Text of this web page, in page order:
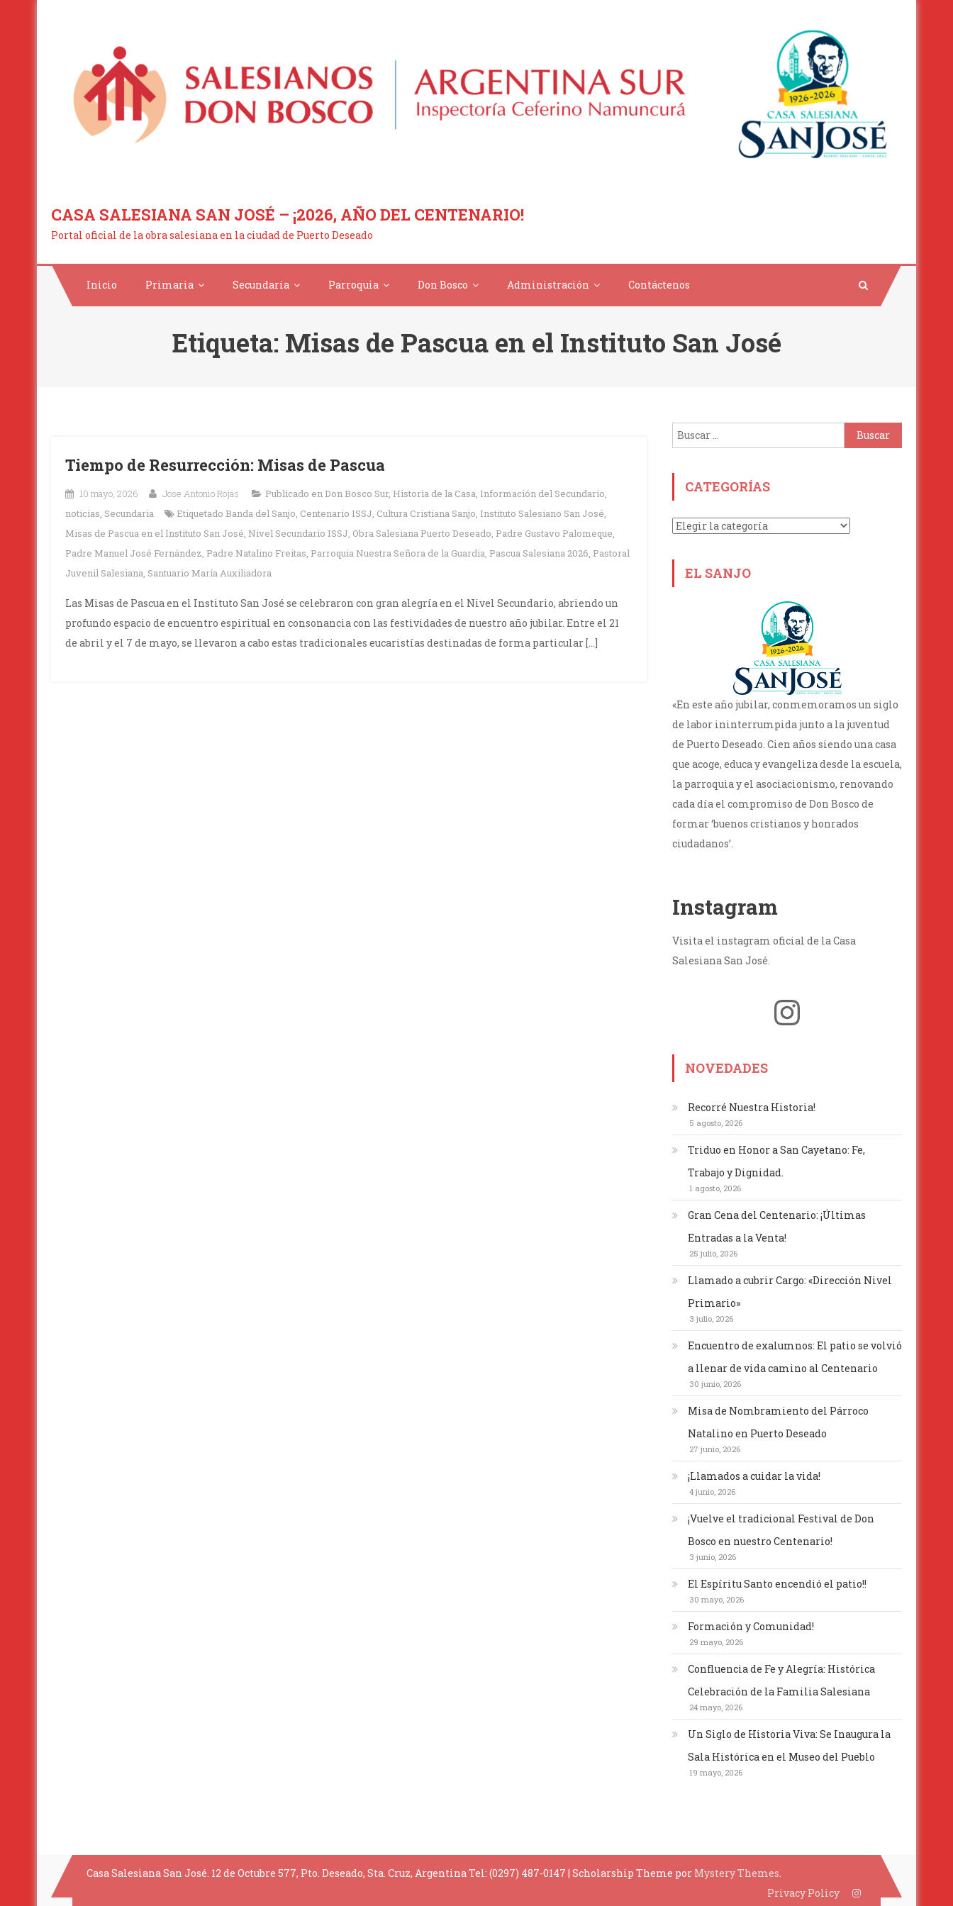
CASA SALESIANA SAN JOSÉ – ¡2026, AÑO DEL CENTENARIO!
Portal oficial de la obra salesiana en la ciudad de Puerto Deseado
Inicio Primaria Secundaria Parroquia Don Bosco Administración Contáctenos
Etiqueta: Misas de Pascua en el Instituto San José
Tiempo de Resurrección: Misas de Pascua
10 mayo, 2026 Jose Antonio Rojas Publicado en Don Bosco Sur, Historia de la Casa, Información del Secundario,
noticias, Secundaria Etiquetado Banda del Sanjo, Centenario ISSJ, Cultura Cristiana Sanjo, Instituto Salesiano San José,
Misas de Pascua en el Instituto San José, Nivel Secundario ISSJ, Obra Salesiana Puerto Deseado, Padre Gustavo Palomeque,
Padre Manuel José Fernández, Padre Natalino Freitas, Parroquia Nuestra Señora de la Guardia, Pascua Salesiana 2026, Pastoral
Juvenil Salesiana, Santuario María Auxiliadora
Las Misas de Pascua en el Instituto San José se celebraron con gran alegría en el Nivel Secundario, abriendo un
profundo espacio de encuentro espiritual en consonancia con las festividades de nuestro año jubilar. Entre el 21
de abril y el 7 de mayo, se llevaron a cabo estas tradicionales eucaristías destinadas de forma particular […]
Buscar:
CATEGORÍAS
Categorías
EL SANJO
«En este año jubilar, conmemoramos un siglo
de labor ininterrumpida junto a la juventud
de Puerto Deseado. Cien años siendo una casa
que acoge, educa y evangeliza desde la escuela,
la parroquia y el asociacionismo, renovando
cada día el compromiso de Don Bosco de
formar ‘buenos cristianos y honrados
ciudadanos’.
Instagram
Visita el instagram oficial de la Casa
Salesiana San José.
Instagram
NOVEDADES
Recorré Nuestra Historia!
5 agosto, 2026
Triduo en Honor a San Cayetano: Fe,
Trabajo y Dignidad.
1 agosto, 2026
Gran Cena del Centenario: ¡Últimas
Entradas a la Venta!
25 julio, 2026
Llamado a cubrir Cargo: «Dirección Nivel
Primario»
3 julio, 2026
Encuentro de exalumnos: El patio se volvió
a llenar de vida camino al Centenario
30 junio, 2026
Misa de Nombramiento del Párroco
Natalino en Puerto Deseado
27 junio, 2026
¡Llamados a cuidar la vida!
4 junio, 2026
¡Vuelve el tradicional Festival de Don
Bosco en nuestro Centenario!
3 junio, 2026
El Espíritu Santo encendió el patio!!
30 mayo, 2026
Formación y Comunidad!
29 mayo, 2026
Confluencia de Fe y Alegría: Histórica
Celebración de la Familia Salesiana
24 mayo, 2026
Un Siglo de Historia Viva: Se Inaugura la
Sala Histórica en el Museo del Pueblo
19 mayo, 2026
Casa Salesiana San José. 12 de Octubre 577, Pto. Deseado, Sta. Cruz, Argentina Tel: (0297) 487-0147 | Scholarship Theme por Mystery Themes.
Privacy Policy